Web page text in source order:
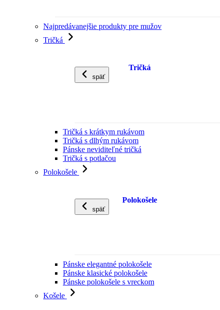
Najpredávanejšie produkty pre mužov
Tričká
späť
Tričká
Tričká s krátkym rukávom
Tričká s dlhým rukávom
Pánske neviditeľné tričká
Tričká s potlačou
Polokošele
späť
Polokošele
Pánske elegantné polokošele
Pánske klasické polokošele
Pánske polokošele s vreckom
Košele